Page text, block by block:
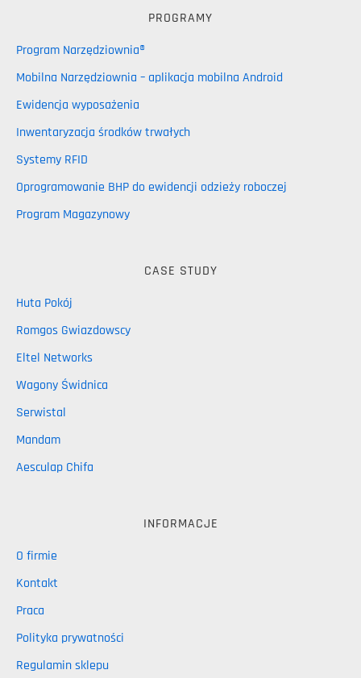
PROGRAMY
Program Narzędziownia®
Mobilna Narzędziownia – aplikacja mobilna Android
Ewidencja wyposażenia
Inwentaryzacja środków trwałych
Systemy RFID
Oprogramowanie BHP do ewidencji odzieży roboczej
Program Magazynowy
CASE STUDY
Huta Pokój
Romgos Gwiazdowscy
Eltel Networks
Wagony Świdnica
Serwistal
Mandam
Aesculap Chifa
INFORMACJE
O firmie
Kontakt
Praca
Polityka prywatności
Regulamin sklepu